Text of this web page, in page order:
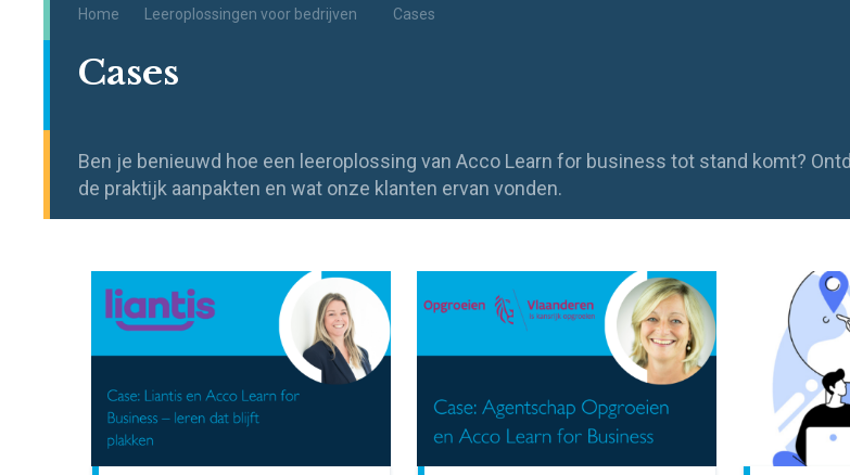
Home Leeroplossingen voor bedrijven Cases
Cases
Ben je benieuwd hoe een leeroplossing van Acco Learn for business tot stand komt?
de praktijk aanpakten en wat onze klanten ervan vonden.